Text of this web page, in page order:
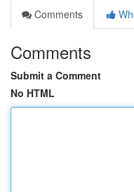
Comments
Comments
Submit a Comment
No HTML